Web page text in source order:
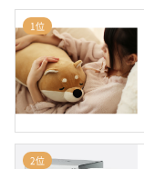
1位
2位